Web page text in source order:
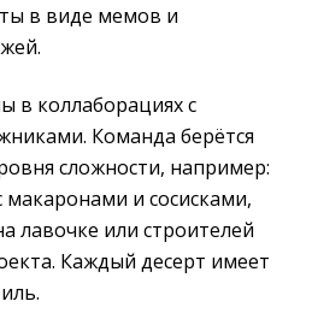
в виде мемов и
в коллаборациях с
Команда берётся
сложности, например:
макаронами и сосисками,
лавочке или строителей
Каждый десерт имеет